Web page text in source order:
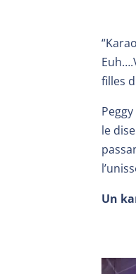
filles
Peggy
le
Un